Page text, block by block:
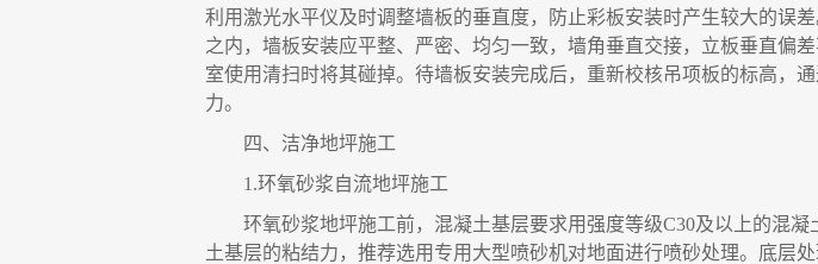
利用激光水平仪及时调整墙板的垂直度， 防止彩板安装时产生较大的误
之内 ， 墙板安装应平整、严密、均匀一致， 墙角垂直交接， 立板垂直偏
室使用清扫时将其碰掉。待墙板安装完成后， 重新校核吊项板的标高 ，
力。
四、 洁净地坪施工
1.环氧砂浆自流地坪施工
环氧砂浆地坪施工前 ， 混凝土基层要求用强度等级C30及以上的混凝
土基层的粘结力，推荐选用专用大型喷砂机对地面进行喷砂处理。底层